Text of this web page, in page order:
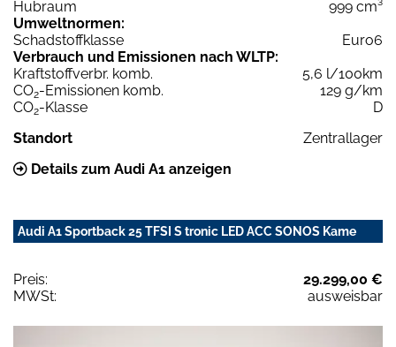
Hubraum
999 cm³
Umweltnormen:
Schadstoffklasse
Euro6
Verbrauch und Emissionen nach WLTP:
Kraftstoffverbr. komb.
5,6 l/100km
CO2-Emissionen komb.
129 g/km
CO2-Klasse
D
Standort
Zentrallager
Details zum Audi A1 anzeigen
Audi A1 Sportback 25 TFSI S tronic LED ACC SONOS Kame
Preis:
29.299,00 €
MWSt:
ausweisbar